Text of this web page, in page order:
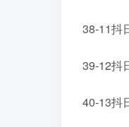
38-11抖
39-12抖
40-13抖